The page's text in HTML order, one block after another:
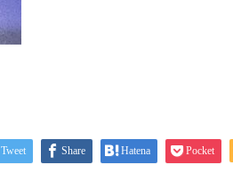
Tweet Share Hatena Pocket